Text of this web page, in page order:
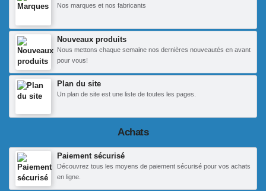
Nos marques et nos fabricants
Nouveaux produits
Nous mettons chaque semaine nos dernières nouveautés en avant
pour vous!
Plan du site
Un plan de site est une liste de toutes les pages.
Achats
Paiement sécurisé
Découvrez tous les moyens de paiement sécurisé pour vos achats
en ligne.